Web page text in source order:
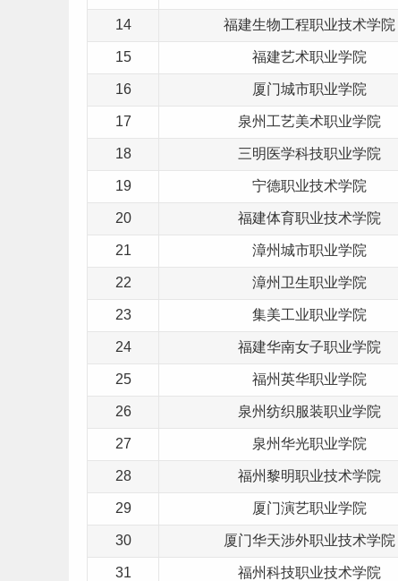
14 福建生物工程职业技术学院
15 福建艺术职业学院
16 厦门城市职业学院
17 泉州工艺美术职业学院
18 三明医学科技职业学院
19 宁德职业技术学院
20 福建体育职业技术学院
21 漳州城市职业学院
22 漳州卫生职业学院
23 集美工业职业学院
24 福建华南女子职业学院
25 福州英华职业学院
26 泉州纺织服装职业学院
27 泉州华光职业学院
28 福州黎明职业技术学院
29 厦门演艺职业学院
30 厦门华天涉外职业技术学院
31 福州科技职业技术学院